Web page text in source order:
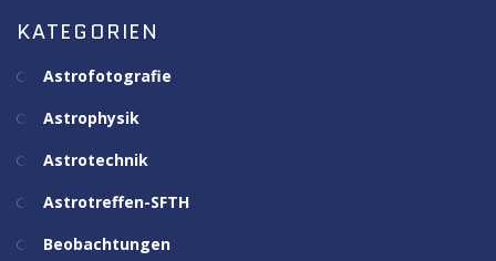
KATEGORIEN
Astrofotografie
Astrophysik
Astrotechnik
Astrotreffen-SFTH
Beobachtungen